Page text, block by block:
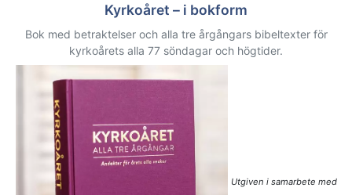
Kyrkoåret – i bokform
Bok med betraktelser och alla tre årgångars bibeltexter för
kyrkoårets alla 77 söndagar och högtider.
Utgiven i samarbete med